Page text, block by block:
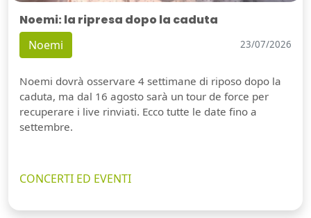
Noemi: la ripresa dopo la caduta
Noemi 23/07/2026
Noemi dovrà osservare 4 settimane di riposo dopo la
caduta, ma dal 16 agosto sarà un tour de force per
recuperare i live rinviati. Ecco tutte le date fino a
settembre.
CONCERTI ED EVENTI